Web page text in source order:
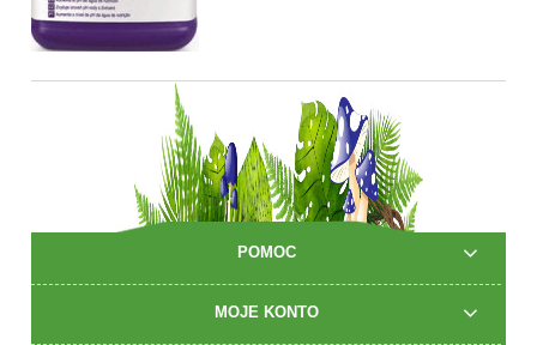
POMOC
MOJE KONTO